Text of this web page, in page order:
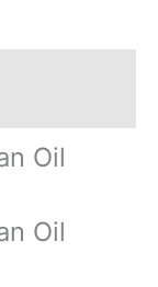
Oil
Oil